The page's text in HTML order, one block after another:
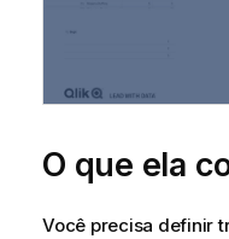
O que ela
Você precisa definir